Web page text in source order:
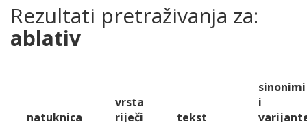
Rezultati pretraživanja za:
ablativ
natuknica
vrsta
riječi
tekst
sinonimi
i